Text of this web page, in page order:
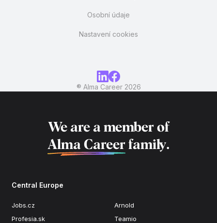
Osobní údaje
Nastavení cookies
® Alma Career2026
We are a member of
Alma Career family.
Central Europe
Jobs.cz
Profesia.sk
Arnold
Teamio